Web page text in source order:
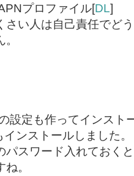
プロファイル[DL]
さい人は自己責任でど
設定も作ってインスト
ンストールしました。
パスワード入れておく